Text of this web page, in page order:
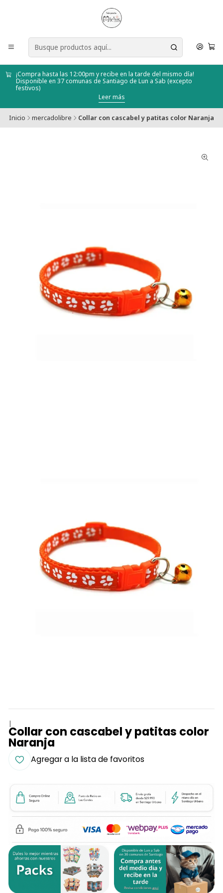
¡Compra hasta las 12:00pm y recibe en la tarde del mismo día!
Disponible en 37 comunas de Santiago de Lun a Sab (excepto
festivos)
Leer más
Inicio mercadolibre Collar con cascabel y patitas color Naranja
|
Collar con cascabel y patitas color
Naranja
Agregar a la lista de favoritos